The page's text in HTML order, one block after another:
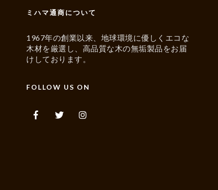
ミハマ通商について
1967年の創業以来、地球環境に優しくエコな
木材を厳選し、高品質な木の無垢製品をお届
けしております。
FOLLOW US ON